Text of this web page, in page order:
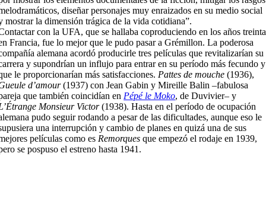
diseñar personajes muy enraizados en su medio social
mostrar la dimensión trágica de la vida cotidiana”.
con la UFA, que se hallaba coproduciendo en los años treinta
Francia, fue lo mejor que le pudo pasar a Grémillon. La poderosa
alemana acordó producirle tres películas que revitalizarían su
y supondrían un influjo para entrar en su período más fecundo y
le proporcionarían más satisfacciones. Pattes de mouche (1936),
d’amour(1937) con Jean Gabin y Mireille Balin –fabulosa
que también coincidían en Pépé le Moko, de Duvivier– y
Monsieur Victor(1938). Hasta en el período de ocupación
pudo seguir rodando a pesar de las dificultades, aunque eso le
una interrupción y cambio de planes en quizá una de sus
películas como es Remorques que empezó el rodaje en 1939,
se pospuso el estreno hasta 1941.